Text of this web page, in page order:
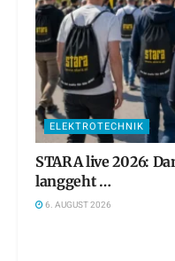
ELEKTROTECHNIK
STARA live 2026:
langgeht …
6. AUGUST 2026